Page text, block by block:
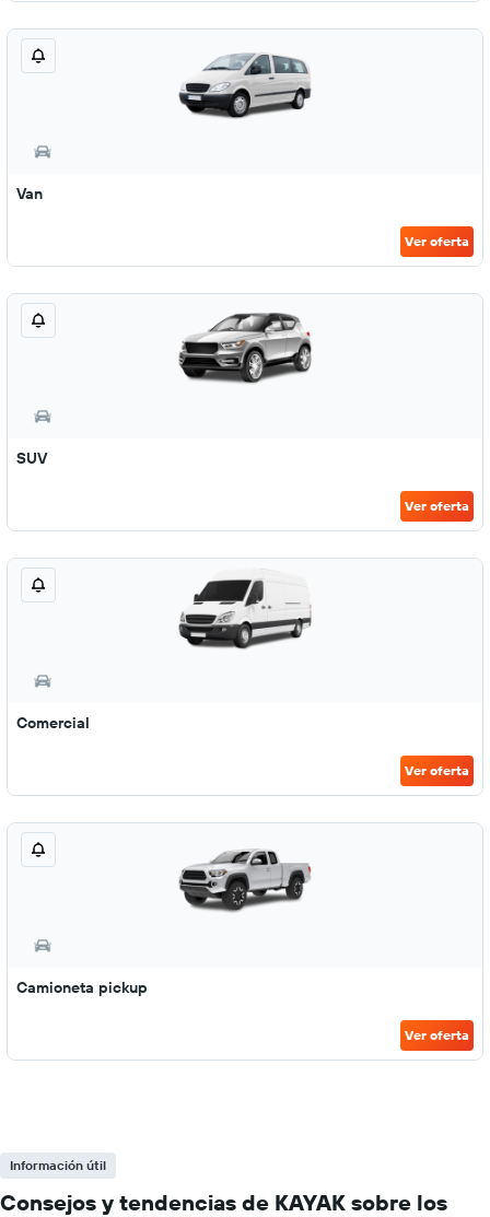
Van
Ver oferta
SUV
Ver oferta
Comercial
Ver oferta
Camioneta pickup
Ver oferta
Información útil
Consejos y tendencias de KAYAK sobre los